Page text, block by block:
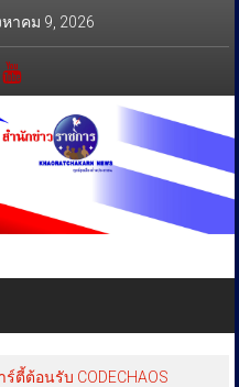
าคม 9, 2026
ตี้ต้อนรับ CODECHAOS